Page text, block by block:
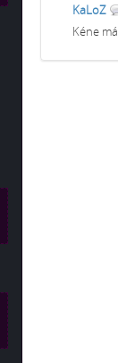
KaLoZ
Kéne